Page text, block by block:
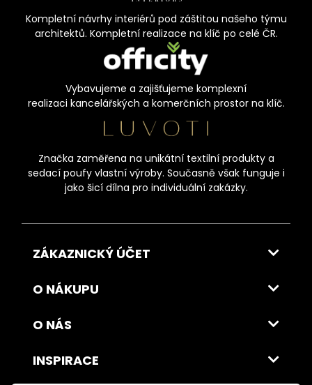
Kompletní návrhy interiérů pod záštitou našeho týmu
architektů. Kompletní realizace na klíč po celé ČR.
Vybavujeme a zajišťujeme komplexní
realizaci kancelářských a komerčních prostor na klíč.
Značka zaměřena na unikátní textilní produkty a
sedací poufy vlastní výroby. Současně však funguje i
jako šicí dílna pro individuální zakázky.
ZÁKAZNICKÝ ÚČET
O NÁKUPU
O NÁS
INSPIRACE